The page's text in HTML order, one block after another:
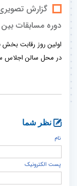
گزارش
دوره مسابقات
اولین روز رقابت بخش
در محل سالن اجلاس
نظر شما
نام
پست الكترونيک